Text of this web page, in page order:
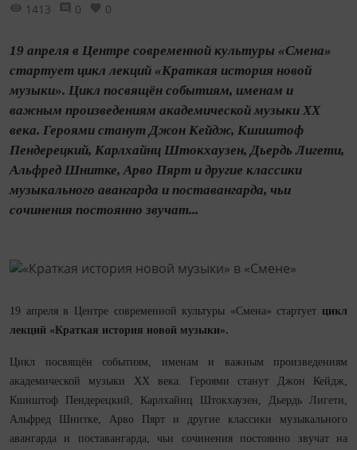
1413 0 0
19 апреля в Центре современной культуры «Смена»
стартует цикл лекций «Краткая история новой
музыки». Цикл посвящён событиям, именам и
важным произведениям академической музыки ХХ
века. Героями станут Джон Кейдж, Кшиштоф
Пендерецкий, Карлхайнц Штокхаузен, Дьердь Лигети,
Альфред Шнитке, Арво Пярт и другие классики
музыкального авангарда и поставангарда, чьи
сочинения постоянно звучат...
19 апреля в Центре современной культуры «Смена» стартует цикл
лекций «Краткая история новой музыки».
Цикл посвящён событиям, именам и важным произведениям
академической музыки ХХ века. Героями станут Джон Кейдж,
Кшиштоф Пендерецкий, Карлхайнц Штокхаузен, Дьердь Лигети,
Альфред Шнитке, Арво Пярт и другие классики музыкального
авангарда и поставангарда, чьи сочинения постоянно звучат на